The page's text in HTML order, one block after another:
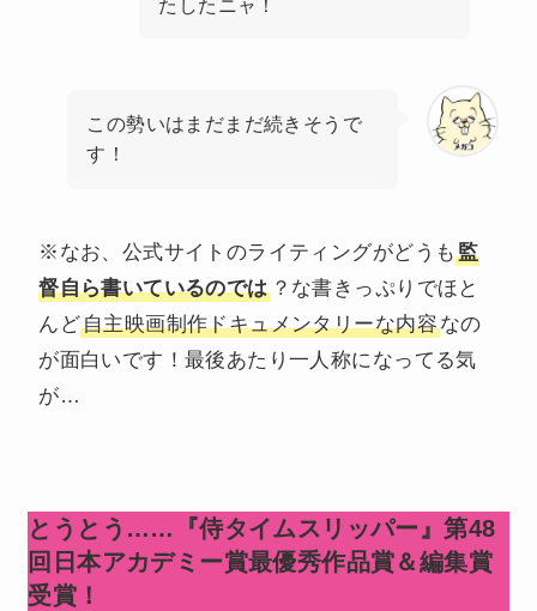
たしたニャ！
この勢いはまだまだ続きそうで
す！
※なお、公式サイトのライティングがどうも監
督自ら書いているのでは？な書きっぷりでほと
んど自主映画制作ドキュメンタリーな内容なの
が面白いです！最後あたり一人称になってる気
が…
とうとう……『侍タイムスリッパー』第48
回日本アカデミー賞最優秀作品賞＆編集賞
受賞！